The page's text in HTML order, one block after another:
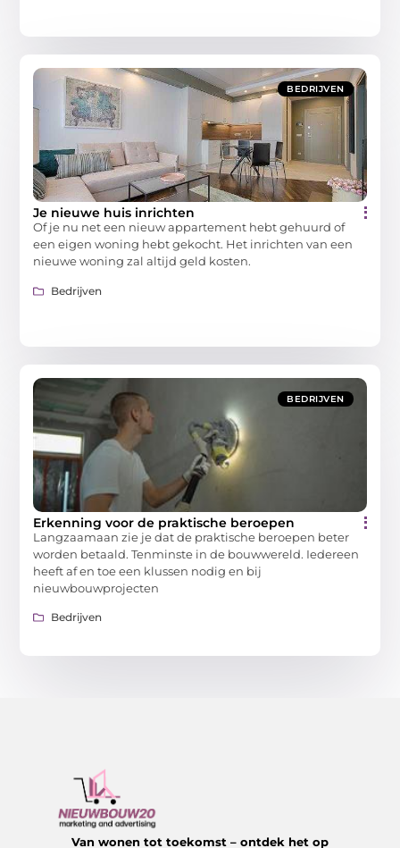
BEDRIJVEN
Je nieuwe huis inrichten
Of je nu net een nieuw appartement hebt gehuurd of
een eigen woning hebt gekocht. Het inrichten van een
nieuwe woning zal altijd geld kosten.
Bedrijven
BEDRIJVEN
Erkenning voor de praktische beroepen
Langzaamaan zie je dat de praktische beroepen beter
worden betaald. Tenminste in de bouwwereld. Iedereen
heeft af en toe een klussen nodig en bij
nieuwbouwprojecten
Bedrijven
Van wonen tot toekomst – ontdek het op